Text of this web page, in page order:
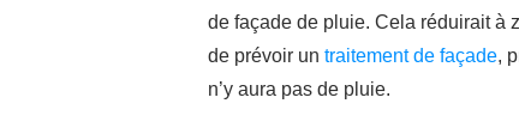
de façade de pluie. Cela réduirait à
de prévoir un traitement de façade,
n’y aura pas de pluie.